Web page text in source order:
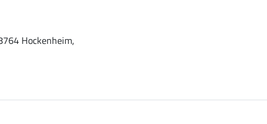
Hockenheim,